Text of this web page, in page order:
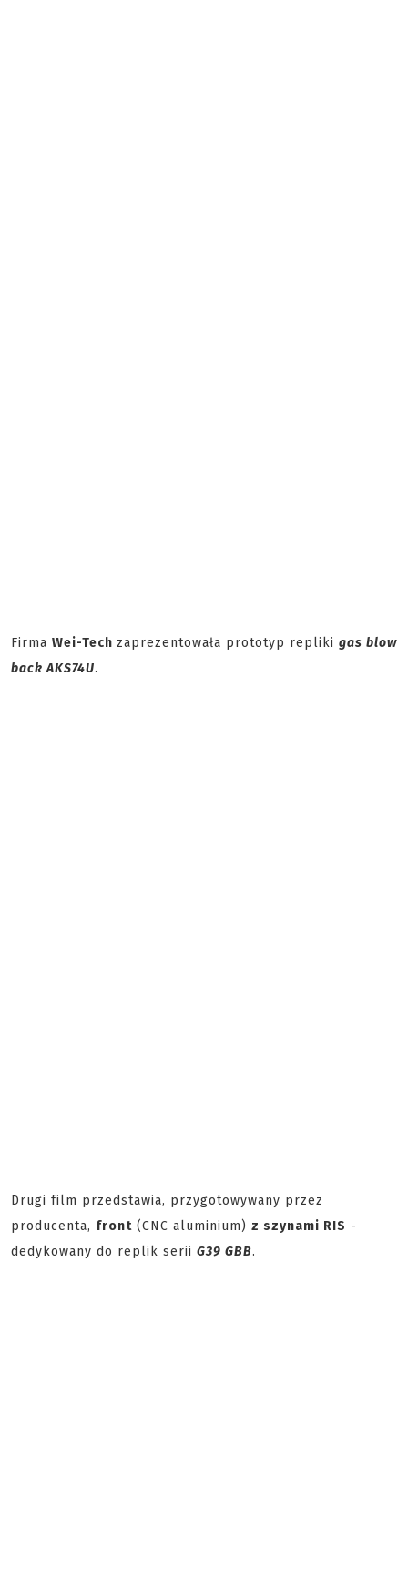
Firma Wei-Tech zaprezentowała prototyp repliki gas blow
back AKS74U.
Drugi film przedstawia, przygotowywany przez
producenta, front (CNC aluminium) z szynami RIS -
dedykowany do replik serii G39 GBB.